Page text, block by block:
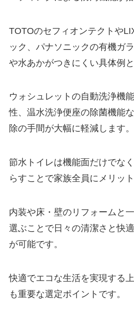
TOTOのセフィオンテクトや
ック、パナソニックの有機ガ
や水あかがつきにくい具体例
ウォシュレットの自動洗浄機
性、温水洗浄便座の除菌機能
除の手間が大幅に軽減します。
節水トイレは機能面だけでな
らすことで家族全員にメリッ
内装や床・壁のリフォームと
選ぶことで日々の清潔さと快
が可能です。
快適でエコな生活を実現する
も重要な選定ポイントです。